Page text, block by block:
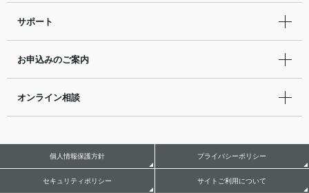
サポート
お申込みのご案内
オンライン相談
個人情報保護方針 プライバシーポリシー
セキュリティポリシー サイトご利用について